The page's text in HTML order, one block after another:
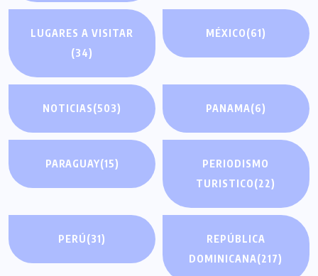
LUGARES A VISITAR
(34)
MÉXICO(61)
NOTICIAS(503) PANAMA(6)
PARAGUAY(15)
PERIODISMO
TURISTICO(22)
PERÚ(31)
REPÚBLICA
DOMINICANA(217)